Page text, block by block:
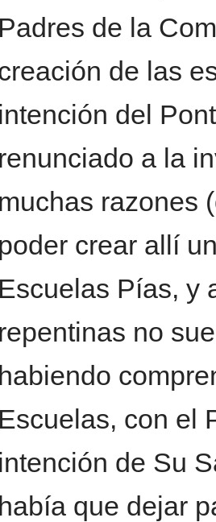
Padres de la
de las
intención del
renunciado a la
muchas razones
poder crear allí
Escuelas Pías, y
repentinas no
habiendo
Escuelas, con el
intención de Su
había que dejar